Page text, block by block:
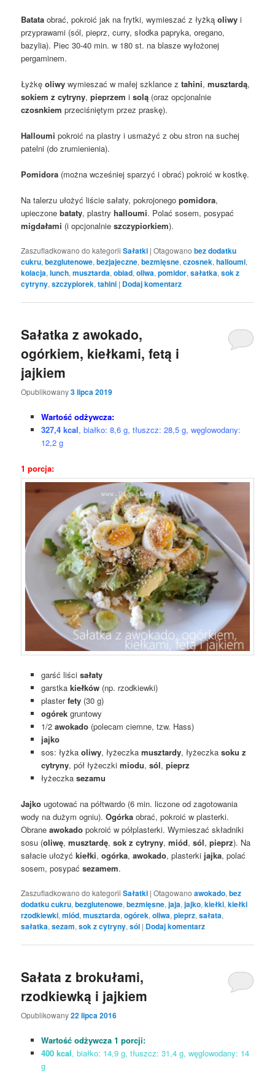
Batata obrać, pokroić jak na frytki, wymieszać z łyżką oliwy i
przyprawami (sól, pieprz, curry, słodka papryka, oregano,
bazylia). Piec 30-40 min. w 180 st. na blasze wyłożonej
pergaminem.
Łyżkęoliwy wymieszać w małej szklance ztahini,musztardą,
sokiem z cytryny,pieprzem isolą (oraz opcjonalnie
czosnkiem przeciśniętym przez praskę).
Halloumi pokroić na plastry i usmażyć z obu stron na suchej
patelni (do zrumienienia).
Pomidora (można wcześniej sparzyć i obrać) pokroić w kostkę.
Na talerzu ułożyć liście sałaty, pokrojonegopomidora,
upieczonebataty, plastryhalloumi. Polać sosem, posypać
migdałami (i opcjonalnieszczypiorkiem).
Zaszufladkowano do kategorii Sałatki |Otagowano bez dodatku
cukru,bezglutenowe,bezjajeczne,bezmięsne,czosnek,halloumi,
kolacja,lunch,musztarda,obiad,oliwa,pomidor,sałatka,sok z
cytryny,szczypiorek,tahini | Dodaj komentarz
Sałatka z awokado,
ogórkiem, kiełkami, fetą i
jajkiem
Opublikowany3 lipca 2019
Wartość odżywcza:
327,4 kcal, białko: 8,6 g, tłuszcz: 28,5 g, węglowodany:
12,2 g
1 porcja:
garść liścisałaty
garstka kiełków(np. rzodkiewki)
plasterfety(30 g)
ogórekgruntowy
1/2 awokado(polecam ciemne, tzw. Hass)
jajko
sos: łyżka oliwy, łyżeczka musztardy, łyżeczka soku z
cytryny, pół łyżeczki miodu, sól, pieprz
łyżeczka sezamu
Jajko ugotować na półtwardo (6 min. liczone od zagotowania
wody na dużym ogniu).Ogórka obrać, pokroić w plasterki.
Obraneawokado pokroić w półplasterki. Wymieszać składniki
sosu (oliwę,musztardę,sok z cytryny,miód,sól,pieprz). Na
sałacie ułożyćkiełki,ogórka, awokado, plasterki jajka, polać
sosem, posypaćsezamem.
Zaszufladkowano do kategorii Sałatki |Otagowano awokado,bez
dodatku cukru,bezglutenowe,bezmięsne,jaja,jajko,kiełki,kiełki
rzodkiewki,miód,musztarda,ogórek,oliwa,pieprz,sałata,
sałatka,sezam,sok z cytryny,sól | Dodaj komentarz
Sałata z brokułami,
rzodkiewką i jajkiem
Opublikowany22 lipca 2016
Wartość odżywcza 1 porcji:
400 kcal, białko: 14,9 g, tłuszcz: 31,4 g, węglowodany: 14
g